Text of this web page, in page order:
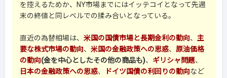
を控えるためか、NY市場までにはイッテコイとなって先週
末の終値と同レベルでの揉み合いとなっている。
直近の為替相場は、 米国の国債市場と長期金利の動向、 主
要な株式市場の動向、 米国の金融政策への思惑、 原油価格
の動向(金を中心としたその他の商品も)、 ギリシャ問題、
日本の金融政策への思惑、 ドイツ国債の利回りの動向など